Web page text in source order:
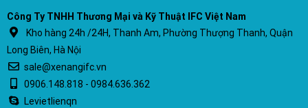
Công Ty TNHH Thương Mại và Kỹ Thuật IFC Việt Nam
Kho hàng 24h /24H, Thanh Am, Phường Thượng Thanh, Quận
Long Biên, Hà Nội
sale@xenangifc.vn
0906.148.818 - 0984.636.362
Levietlienqn